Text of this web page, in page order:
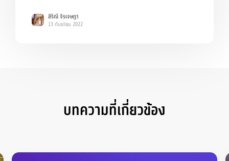
สิริณี จิรเจษฎา
13 กันยายน 2022
บทความที่เกี่ยวข้อง